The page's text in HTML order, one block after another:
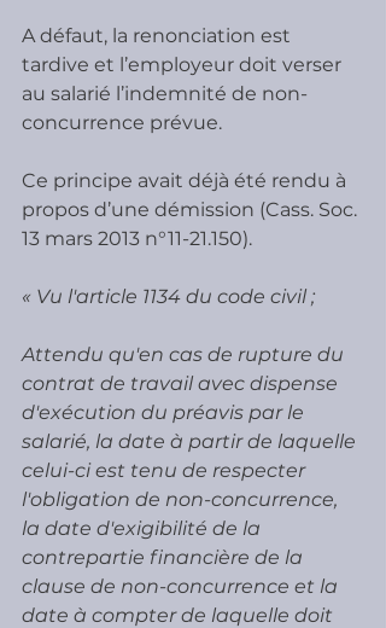
A défaut, la renonciation est
tardive et l’employeur doit verser
au salarié l’indemnité de non-
concurrence prévue.
Ce principe avait déjà été rendu à
propos d’une démission (Cass. Soc.
13 mars 2013 n°11-21.150).
« Vu l'article 1134 du code civil ;
Attendu qu'en cas de rupture du
contrat de travail avec dispense
d'exécution du préavis par le
salarié, la date à partir de laquelle
celui-ci est tenu de respecter
l'obligation de non-concurrence,
la date d'exigibilité de la
contrepartie financière de la
clause de non-concurrence et la
date à compter de laquelle doit